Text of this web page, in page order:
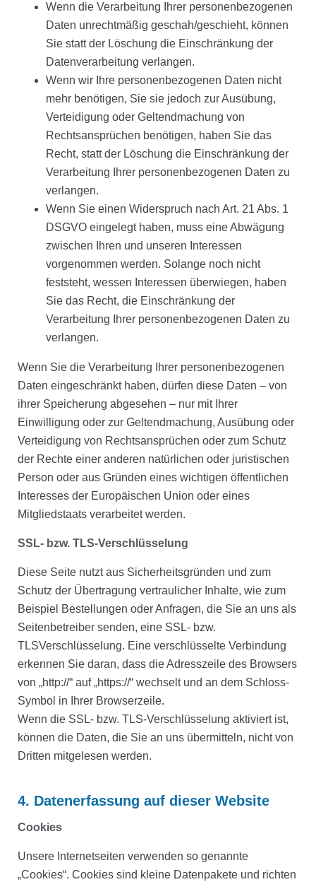
Wenn die Verarbeitung Ihrer personenbezogenen
Daten unrechtmäßig geschah/geschieht, können
Sie statt der Löschung die Einschränkung der
Datenverarbeitung verlangen.
Wenn wir Ihre personenbezogenen Daten nicht
mehr benötigen, Sie sie jedoch zur Ausübung,
Verteidigung oder Geltendmachung von
Rechtsansprüchen benötigen, haben Sie das
Recht, statt der Löschung die Einschränkung der
Verarbeitung Ihrer personenbezogenen Daten zu
verlangen.
Wenn Sie einen Widerspruch nach Art. 21 Abs. 1
DSGVO eingelegt haben, muss eine Abwägung
zwischen Ihren und unseren Interessen
vorgenommen werden. Solange noch nicht
feststeht, wessen Interessen überwiegen, haben
Sie das Recht, die Einschränkung der
Verarbeitung Ihrer personenbezogenen Daten zu
verlangen.
Wenn Sie die Verarbeitung Ihrer personenbezogenen
Daten eingeschränkt haben, dürfen diese Daten – von
ihrer Speicherung abgesehen – nur mit Ihrer
Einwilligung oder zur Geltendmachung, Ausübung oder
Verteidigung von Rechtsansprüchen oder zum Schutz
der Rechte einer anderen natürlichen oder juristischen
Person oder aus Gründen eines wichtigen öffentlichen
Interesses der Europäischen Union oder eines
Mitgliedstaats verarbeitet werden.
SSL- bzw. TLS-Verschlüsselung
Diese Seite nutzt aus Sicherheitsgründen und zum
Schutz der Übertragung vertraulicher Inhalte, wie zum
Beispiel Bestellungen oder Anfragen, die Sie an uns als
Seitenbetreiber senden, eine SSL- bzw.
TLSVerschlüsselung. Eine verschlüsselte Verbindung
erkennen Sie daran, dass die Adresszeile des Browsers
von „http://“ auf „https://“ wechselt und an dem Schloss-
Symbol in Ihrer Browserzeile.
Wenn die SSL- bzw. TLS-Verschlüsselung aktiviert ist,
können die Daten, die Sie an uns übermitteln, nicht von
Dritten mitgelesen werden.
4. Datenerfassung auf dieser Website
Cookies
Unsere Internetseiten verwenden so genannte
„Cookies“. Cookies sind kleine Datenpakete und richten